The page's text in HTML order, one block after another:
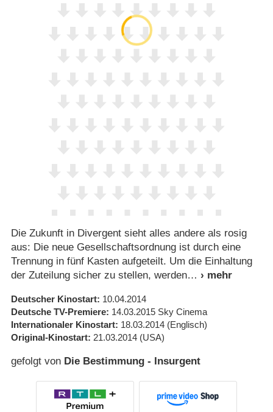
Die Zukunft in Divergent sieht alles andere als rosig
aus: Die neue Gesellschaftsordnung ist durch eine
Trennung in fünf Kasten aufgeteilt. Um die Einhaltung
der Zuteilung sicher zu stellen, werden
Deutscher Kinostart 10.04.2014
Deutsche TV-Premiere 14.03.2015 Sky Cinema
Internationaler Kinostart 18.03.2014 (Englisch)
Original-Kinostart 21.03.2014 (USA)
gefolgt von Die Bestimmung - Insurgent